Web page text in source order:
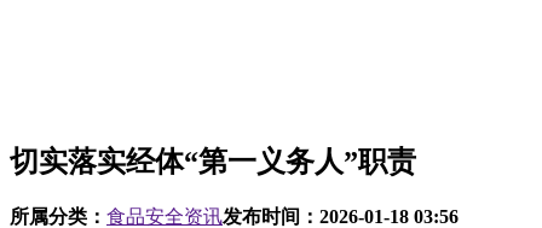
切实落实经体“第一义务人”职责
所属分类： 食品安全资讯发布时间： 2026-01-18 03:56